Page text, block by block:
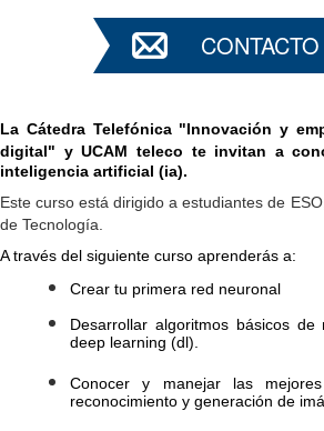
CONTACTO
La Cátedra Telefónica "Innovación y
digital" y UCAM teleco te invitan a
inteligencia artificial (ia).
Este curso está dirigido a estudiantes de
de Tecnología.
A través del siguiente curso aprenderás a:
Crear tu primera red neuronal
Desarrollar algoritmos básicos
deep learning (dl).
Conocer y manejar las
reconocimiento y generación de